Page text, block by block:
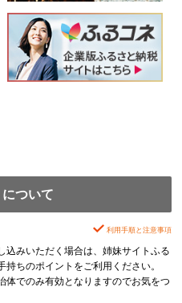
ついて
利用手順と注意事項
込みいただく場合は、姉妹サイトふる
ちのポイントをご利用ください。
体でのみ有効となりますのでお気をつ